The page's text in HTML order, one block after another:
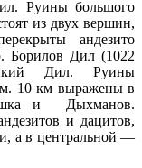
Руины большого
из двух вершин,
андезито
Борилов Дил (1022
Дил. Руины
10 км выражены в
и Дыхманов.
и дацитов,
а в центральной —